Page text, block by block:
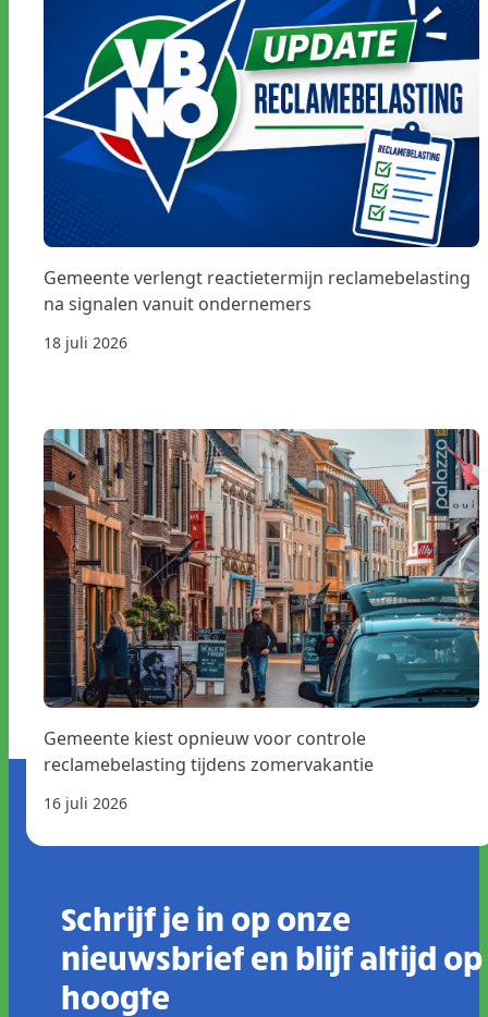
Gemeente verlengt reactietermijn reclamebelasting
na signalen vanuit ondernemers
18 juli 2026
Gemeente kiest opnieuw voor controle
reclamebelasting tijdens zomervakantie
16 juli 2026
Schrijf je in op onze
nieuwsbrief en blijf altijd op
hoogte